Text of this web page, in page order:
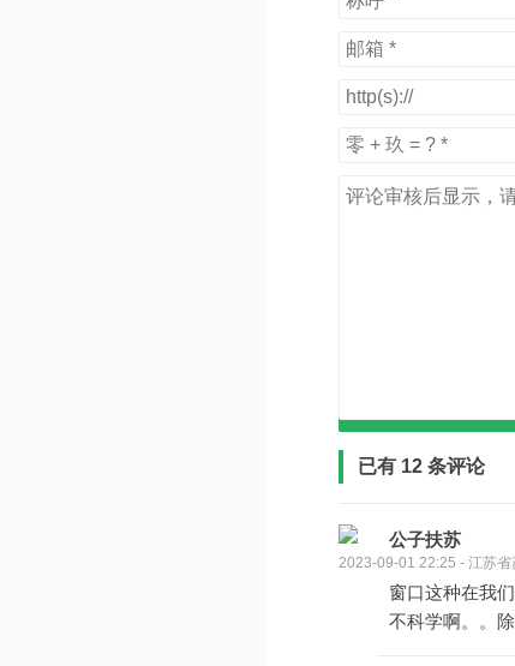
已有 12 条评论
公子扶苏
2023-09-01 22:25 - 江苏省
窗口这种在我
不科学啊。。